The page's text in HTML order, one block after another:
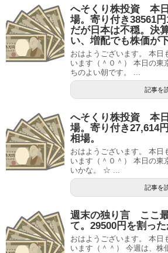
へそくり株投資 本
場。寄り付き38561
だが日本は不穏。決
い、増配でも株価が
おはようございます。 本日
います（＾０＾） 本日の東
ちのよい朝です。 ...
記事を
へそくり株投資 本
場。寄り付き27,614
相場。
おはようございます。 本日
います（＾０＾） 本日の東
いかな。 ☆ ...
記事を
週末の独り言 ここ
て。29500円を割った
おはようございます。 本日
います（＾＾） 今週は、株